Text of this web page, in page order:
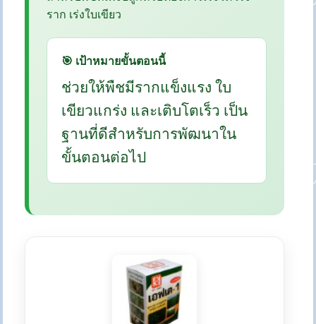
ราก เร่งใบเขียว
🎯 เป้าหมายขั้นตอนนี้
ช่วยให้พืชมีรากแข็งแรง ใบ
เขียวแกร่ง และเติบโตเร็ว เป็น
ฐานที่ดีสำหรับการพัฒนาใน
ขั้นตอนต่อไป